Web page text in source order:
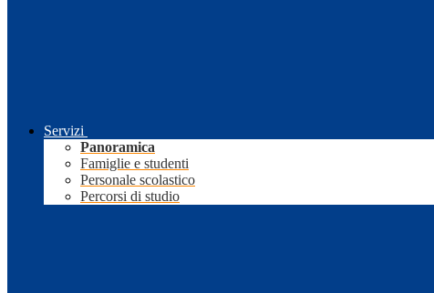
Servizi
Panoramica
Famiglie e studenti
Personale scolastico
Percorsi di studio